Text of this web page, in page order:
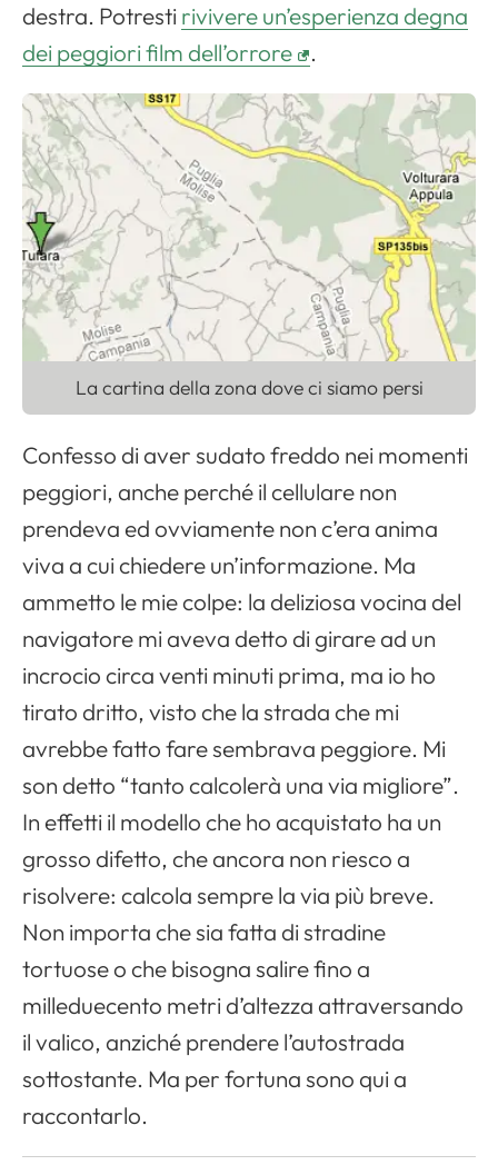
destra. Potresti rivivere un’esperienza degna
dei peggiori film dell’orrore
.
La cartina della zona dove ci siamo persi
Confesso di aver sudato freddo nei momenti
peggiori, anche perché il cellulare non
prendeva ed ovviamente non c’era anima
viva a cui chiedere un’informazione. Ma
ammetto le mie colpe: la deliziosa vocina del
navigatore mi aveva detto di girare ad un
incrocio circa venti minuti prima, ma io ho
tirato dritto, visto che la strada che mi
avrebbe fatto fare sembrava peggiore. Mi
son detto “tanto calcolerà una via migliore”.
In effetti il modello che ho acquistato ha un
grosso difetto, che ancora non riesco a
risolvere: calcola sempre la via più breve.
Non importa che sia fatta di stradine
tortuose o che bisogna salire fino a
milleduecento metri d’altezza attraversando
il valico, anziché prendere l’autostrada
sottostante. Ma per fortuna sono qui a
raccontarlo.